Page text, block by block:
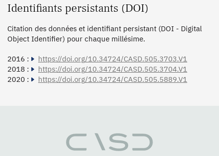
Identifiants persistants (DOI)
Citation des données et identifiant persistant (DOI - Digital
Object Identifier) pour chaque millésime.
2016 :
https://doi.org/10.34724/CASD.505.3703.V1
2018 :
https://doi.org/10.34724/CASD.505.3704.V1
2020 :
https://doi.org/10.34724/CASD.505.5889.V1